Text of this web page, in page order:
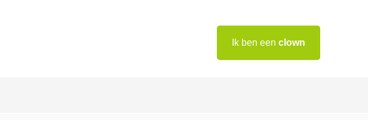
Ik ben een clown